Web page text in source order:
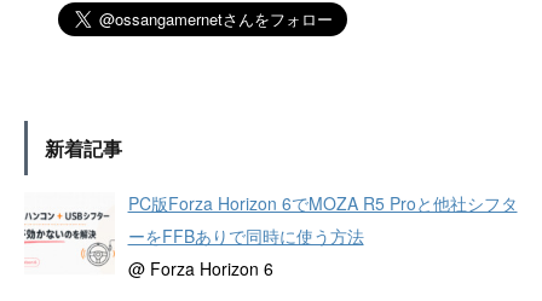
新着記事
PC版Forza Horizon 6でMOZA R5 Proと他社シフタ
ーをFFBありで同時に使う方法
@ Forza Horizon 6